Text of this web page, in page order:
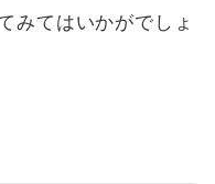
みてはいかがでしょ